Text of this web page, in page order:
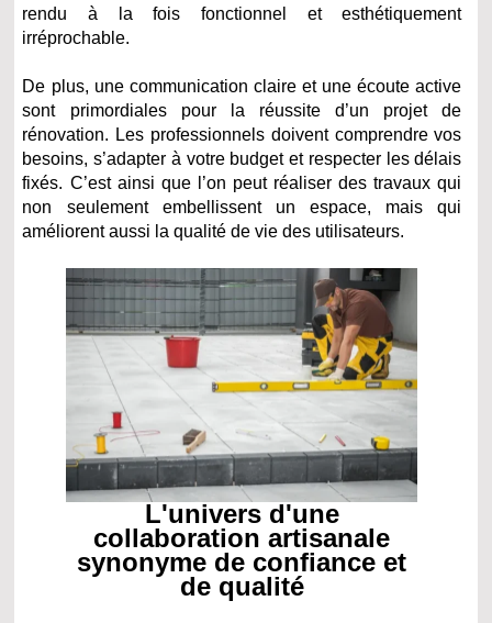
rendu à la fois fonctionnel et esthétiquement
irréprochable.
De plus, une communication claire et une écoute active
sont primordiales pour la réussite d’un projet de
rénovation. Les professionnels doivent comprendre vos
besoins, s’adapter à votre budget et respecter les délais
fixés. C’est ainsi que l’on peut réaliser des travaux qui
non seulement embellissent un espace, mais qui
améliorent aussi la qualité de vie des utilisateurs.
L'univers d'une
collaboration artisanale
synonyme de confiance et
de qualité